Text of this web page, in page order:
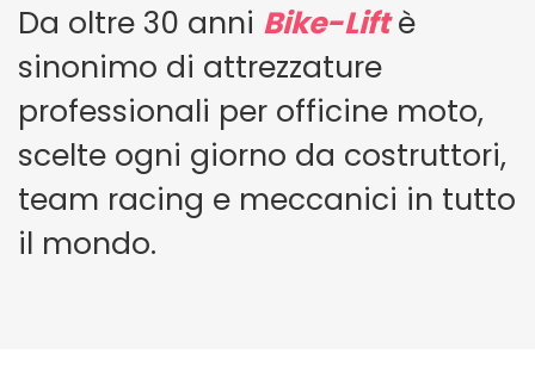
Da oltre 30 anni Bike-Liftè
sinonimo di attrezzature
professionali per officine moto,
scelte ogni giorno da costruttori,
team racing e meccanici in tutto
il mondo.